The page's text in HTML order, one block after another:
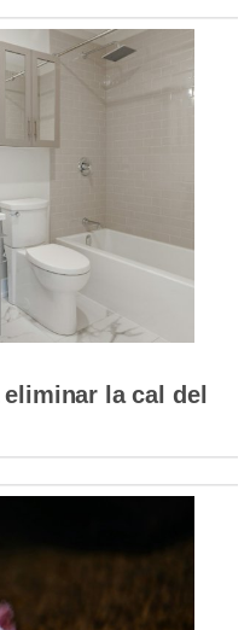
la cal del